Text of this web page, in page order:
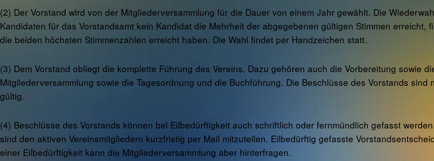
(2) Der Vorstand wird von der Mitgliederversammlung für die Dauer von einem Jahr gewählt. Die
Kandidaten für das Vorstandsamt kein Kandidat die Mehrheit der abgegebenen gültigen Stimmen
die beiden höchsten Stimmenzahlen erreicht haben. Die Wahl findet per Handzeichen statt.
(3) Dem Vorstand obliegt die komplette Führung des Vereins. Dazu gehören auch die Vorbereitung sowie
Mitgliederversammlung sowie die Tagesordnung und die Buchführung. Die Beschlüsse des Vorstands
gültig.
(4) Beschlüsse des Vorstands können bei Eilbedürftigkeit auch schriftlich oder fernmündlich gefasst
sind den aktiven Vereinsmitgliedern kurzfristig per Mail mitzuteilen. Eilbedürftig gefasste
einer Eilbedürftigkeit kann die Mitgliederversammlung aber hinterfragen.